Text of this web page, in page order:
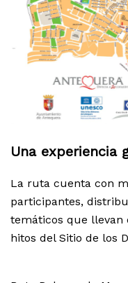
Una experiencia
La ruta cuenta con
participantes,
temáticos que llevan
hitos del Sitio de los